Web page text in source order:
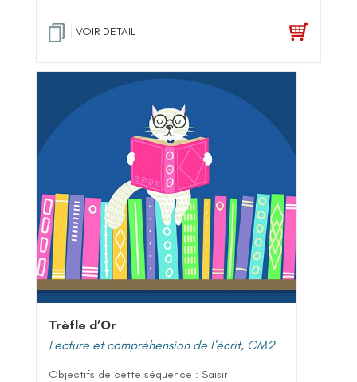
VOIR DETAIL
Trèfle d’Or
Lecture et compréhension de l'écrit, CM2
Objectifs de cette séquence : Saisir